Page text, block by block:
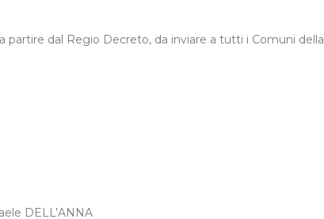
dal Regio Decreto, da inviare a tutti i Comuni della
DELL’ANNA